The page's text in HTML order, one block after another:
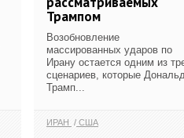
Трампом
Возобновление
массированных ударов по
Ирану остается одним из
сценариев, которые
Трамп...
ИРАН США